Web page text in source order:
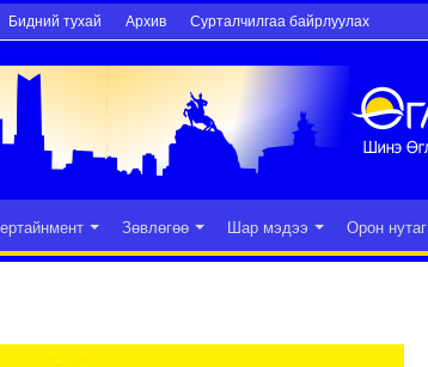
Бидний тухай Архив Сурталчилгаа байрлуулах
Зөвлөгөө Шар мэдээ Орон нутаг